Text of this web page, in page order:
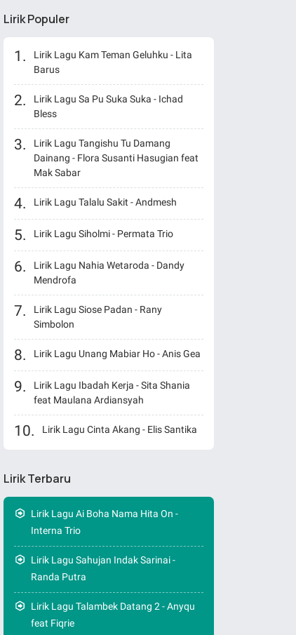
Lirik Populer
Lirik Lagu Kam Teman Geluhku - Lita
Barus
Lirik Lagu Sa Pu Suka Suka - Ichad
Bless
Lirik Lagu Tangishu Tu Damang
Dainang - Flora Susanti Hasugian feat
Mak Sabar
Lirik Lagu Talalu Sakit - Andmesh
Lirik Lagu Siholmi - Permata Trio
Lirik Lagu Nahia Wetaroda - Dandy
Mendrofa
Lirik Lagu Siose Padan - Rany
Simbolon
Lirik Lagu Unang Mabiar Ho - Anis Gea
Lirik Lagu Ibadah Kerja - Sita Shania
feat Maulana Ardiansyah
Lirik Lagu Cinta Akang - Elis Santika
Lirik Terbaru
Lirik Lagu Ai Boha Nama Hita On -
Interna Trio
Lirik Lagu Sahujan Indak Sarinai -
Randa Putra
Lirik Lagu Talambek Datang 2 - Anyqu
feat Fiqrie